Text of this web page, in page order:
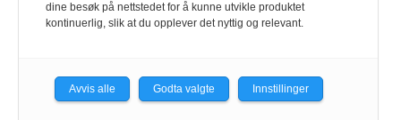
Design byNordström Design- Powered by
dine besøk på nettstedet for å kunne utvikle produktet
kontinuerlig, slik at du opplever det nyttig og relevant.
Avvis alle Godta valgte Innstillinger